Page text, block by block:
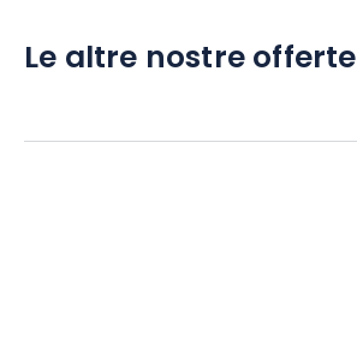
Le altre nostre offerte